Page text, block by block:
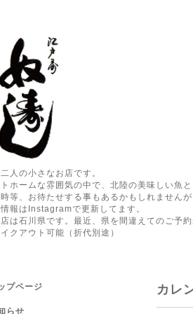
人の小さなお店です。
ホームな雰囲気の中で、北陸の美味しい魚と
等、お待たせする事もあるかもしれません
報はInstagramで更新してます。
店は石川県です。最近、県を間違えてのご予
イクアウト可能（折代別途）
カレ
プページ
らせ